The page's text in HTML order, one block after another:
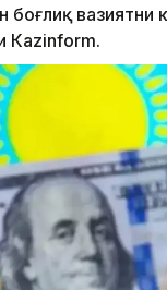
боғлиқ вазиятни
Кazinform.